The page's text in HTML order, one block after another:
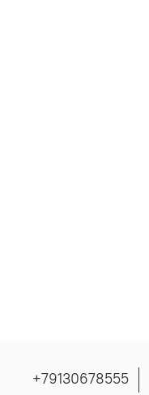
+79130678555